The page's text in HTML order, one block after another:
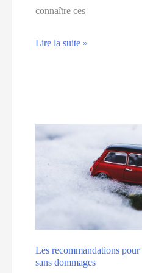
connaître ces
Entretien
indispensables
avoir
Lire la suite »
Les recommandations
sans dommages